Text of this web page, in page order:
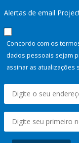
Alertas de email
Concordo com os
dados pessoais sejam
assinar as atualizações